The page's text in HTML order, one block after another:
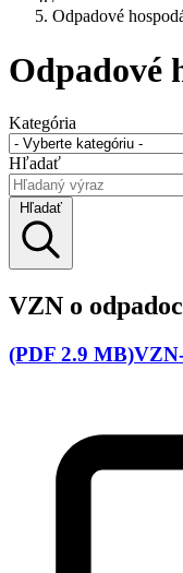
Odpadové
Odpadové
Kategória
Hľadať
Hľadať
VZN o
(PDF 2.9